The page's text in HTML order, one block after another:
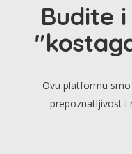
Budite
Ovu platformu
prepoznatljivost i